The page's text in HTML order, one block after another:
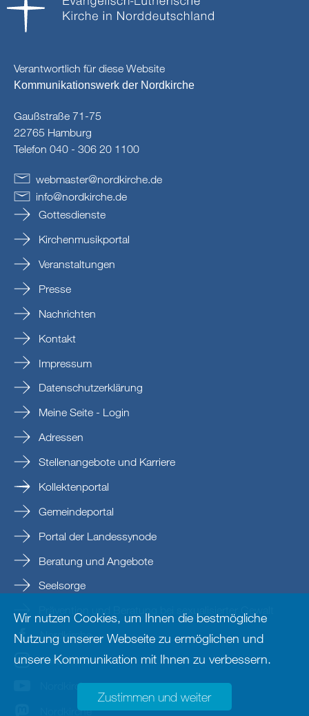
Verantwortlich für diese Website
Kommunikationswerk der Nordkirche
Gaußstraße 71-75
22765 Hamburg
Telefon 040 - 306 20 1100
webmaster@nordkirche de
info@nordkirche.de
Gottesdienste
Kirchenmusikportal
Veranstaltungen
Presse
Nachrichten
Kontakt
Impressum
Datenschutzerklärung
Meine Seite - Login
Adressen
Stellenangebote und Karriere
Kollektenportal
Gemeindeportal
Portal der Landessynode
Beratung und Angebote
Seelsorge
Nordkirche
nordkirche
Nordkirche
Nordkirche
Wir nutzen Cookies, um Ihnen die bestmögliche
Nutzung unserer Webseite zu ermöglichen und
unsere Kommunikation mit Ihnen zu verbessern.
Zustimmen und weiter